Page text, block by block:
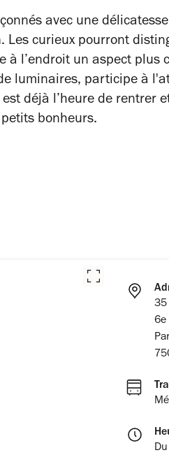
avec une
Les curieux pourront
à l’endroit un aspect plus
luminaires, participe à
déjà l’heure de rentrer
bonheurs.
35
6e